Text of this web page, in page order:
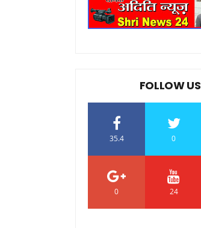
FOLLOW US
35.4 0
0 24